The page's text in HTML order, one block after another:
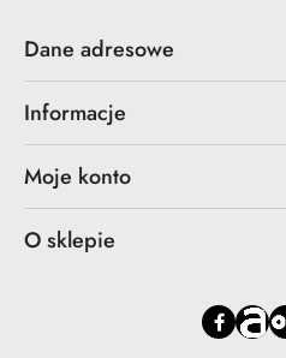
Dane adresowe
Informacje
Moje konto
O sklepie